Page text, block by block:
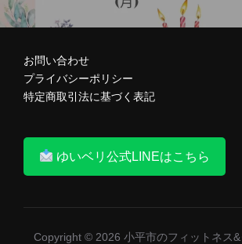
ゲ
お問い合わせ
プライバシーポリシー
特定商取引法に基づく表記
ゆいベリ公式LINEはこちら
Copyright © 2026 小平市のフィットネス